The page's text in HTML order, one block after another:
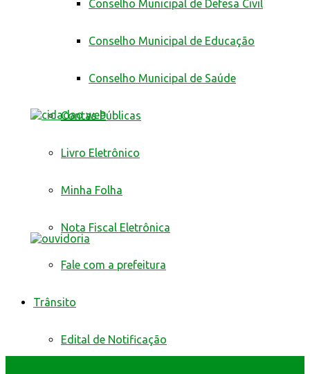
Conselho Municipal de Defesa Civil
Conselho Municipal de Educação
Conselho Municipal de Saúde
Contas Públicas
Livro Eletrônico
Minha Folha
Nota Fiscal Eletrônica
Fale com a prefeitura
Trânsito
Edital de Notificação